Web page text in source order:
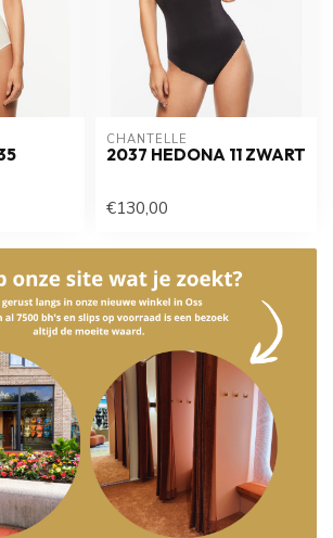
CHANTELLE
2037 HEDONA 11 ZWART
€130,00